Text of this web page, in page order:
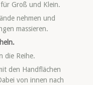
Groß und Klein.
nehmen und
massieren.
die Reihe.
den Handflächen
von innen nach